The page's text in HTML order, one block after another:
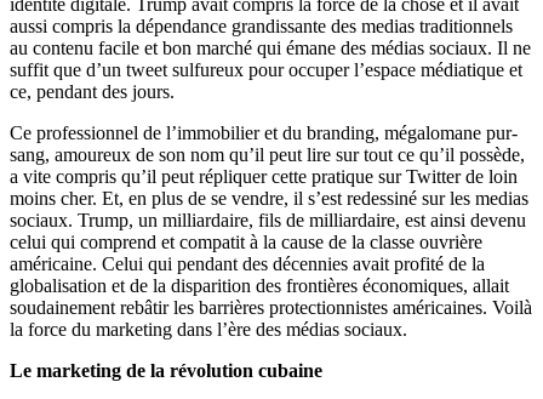
aussi compris la dépendance grandissante des medias traditionnels
au contenu facile et bon marché qui émane des médias sociaux. Il ne
suffit que d’un tweet sulfureux pour occuper l’espace médiatique et
ce, pendant des jours.
Ce professionnel de l’immobilier et du branding, mégalomane pur-
sang, amoureux de son nom qu’il peut lire sur tout ce qu’il possède,
a vite compris qu’il peut répliquer cette pratique sur Twitter de loin
moins cher. Et, en plus de se vendre, il s’est redessiné sur les medias
sociaux. Trump, un milliardaire, fils de milliardaire, est ainsi devenu
celui qui comprend et compatit à la cause de la classe ouvrière
américaine. Celui qui pendant des décennies avait profité de la
globalisation et de la disparition des frontières économiques, allait
soudainement rebâtir les barrières protectionnistes américaines. Voilà
la force du marketing dans l’ère des médias sociaux.
Le marketing de la révolution cubaine